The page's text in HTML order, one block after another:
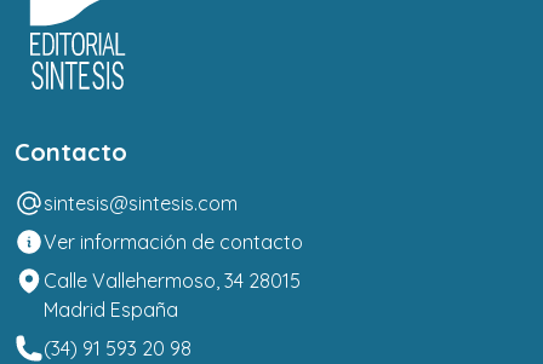
Contacto
sintesis@sintesis.com
Ver información de contacto
Calle Vallehermoso, 34 28015
Madrid España
(34) 91 593 20 98